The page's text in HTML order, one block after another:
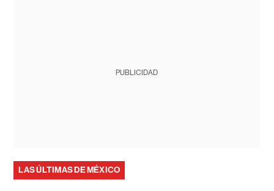
PUBLICIDAD
LAS ÚLTIMAS DE MÉXICO